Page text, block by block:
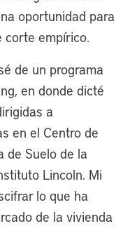
oportunidad para
corte empírico.
de un programa
en donde dicté
a
en el Centro de
de Suelo de la
Lincoln. Mi
lo que ha
de la vivienda